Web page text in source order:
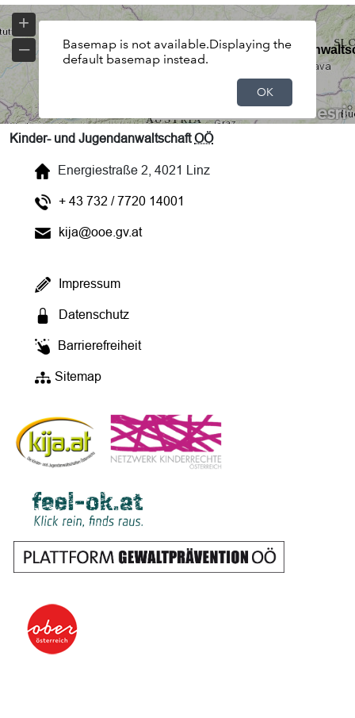
Kinder- und JugendanwaltschaftOÖ
Energiestraße 2, 4021 Linz
+ 43 732 / 7720 14001
kija@ooe.gv.at
Impressum
Datenschutz
Barrierefreiheit
Sitemap